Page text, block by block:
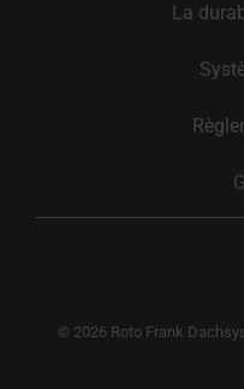
La
© 2026 Roto Frank